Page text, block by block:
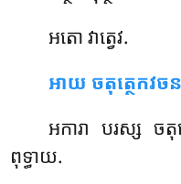
អតោ វាត្វេវ.
អាយ ចតុត្ថេកវច
អការា បរស្ស ច
ពុទ្ធាយ.